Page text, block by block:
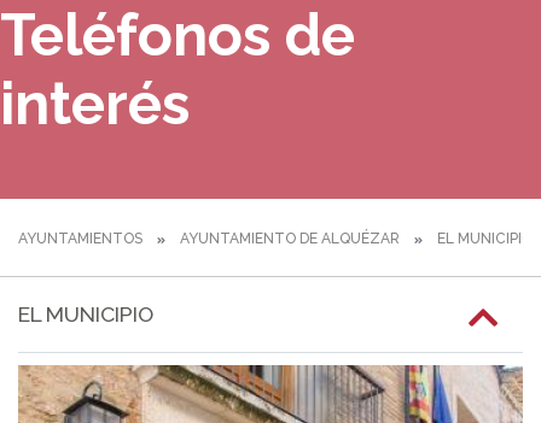
Teléfonos de
interés
AYUNTAMIENTOS AYUNTAMIENTO DE ALQUÉZAR EL MUNICIPIO
EL MUNICIPIO